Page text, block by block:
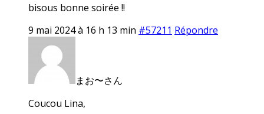
bisous bonne soirée !!
9 mai 2024 à 16 h 13 min #57211 Répondre
まお〜さん
Coucou Lina,